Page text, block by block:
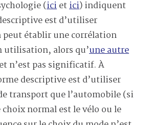
(icietici) indiquent
est d’utiliser
peut établir une corrélation
utilisation, alors qu’une autre
n’est pas significatif. À
descriptive est d’utiliser
transport que l’automobile (si
normal est le vélo ou le